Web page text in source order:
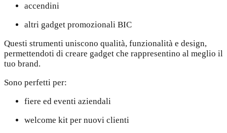
accendini
altri gadget promozionali BIC
Questi strumenti uniscono qualità, funzionalità e design,
permettendoti di creare gadget che rappresentino al meglio il
tuo brand.
Sono perfetti per:
fiere ed eventi aziendali
welcome kit per nuovi clienti